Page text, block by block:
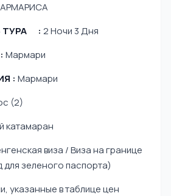
ТУРА : 2 Ночи 3 Дня
Мармари
: Мармари
(2)
катамаран
виза / Виза на границе
для зеленого паспорта)
указанные в таблице цен